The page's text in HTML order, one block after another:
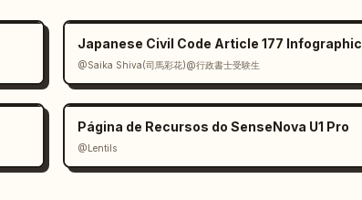
Japanese Civil Code Article 177 Infographic
@Saika Shiva(司馬彩花)@行政書士受験生
Página de Recursos do SenseNova U1 Pro
@Lentils